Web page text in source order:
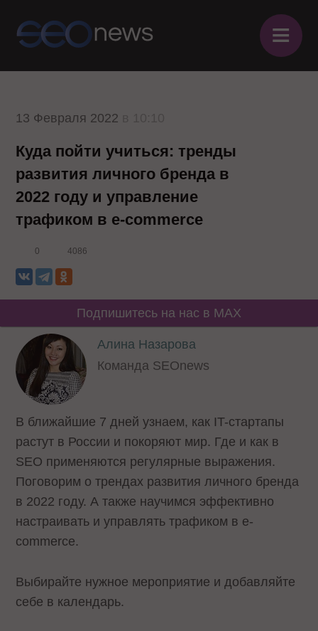
≡
13 Февраля 2022
Куда пойти учиться: тренды
развития личного бренда в
2022 году и управление
трафиком в е-commerce
0 4086
Подпишитесь на нас в MAX
Алина Назарова
Команда SEOnews
В ближайшие 7 дней узнаем, как IT-стартапы
растут в России и покоряют мир. Где и как в
SEO применяются регулярные выражения.
Поговорим о трендах развития личного бренда
в 2022 году. А также научимся эффективно
настраивать и управлять трафиком в е-
commerce.
Выбирайте нужное мероприятие и добавляйте
себе в календарь.